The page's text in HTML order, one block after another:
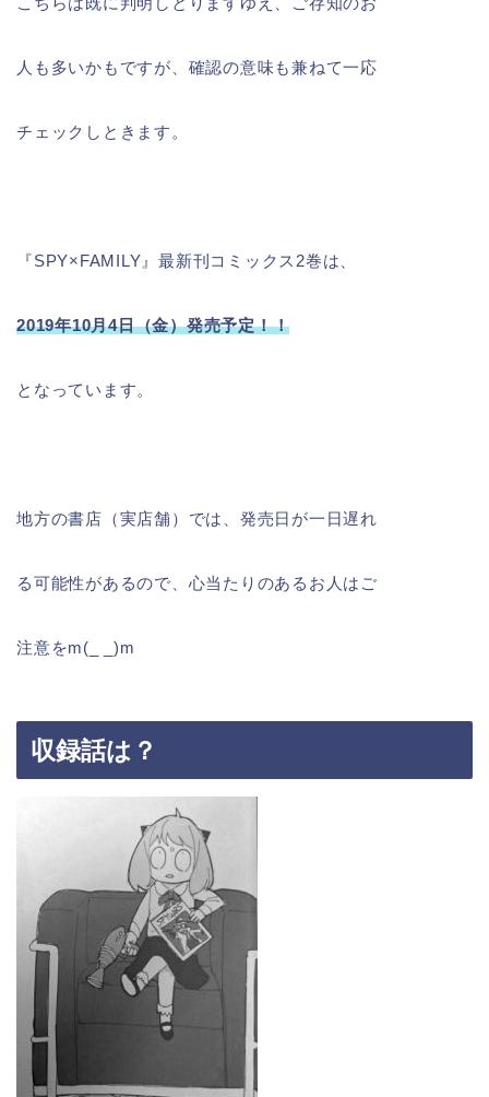
人も多いかもですが、確認の意味も兼ねて一応
チェックしときます。
『SPY×FAMILY』最新刊コミックス2巻は、
2019年10月4日（金）発売予定！！
となっています。
地方の書店（実店舗）では、発売日が一日遅れ
る可能性があるので、心当たりのあるお人はご
注意をm(_ _)m
収録話は？